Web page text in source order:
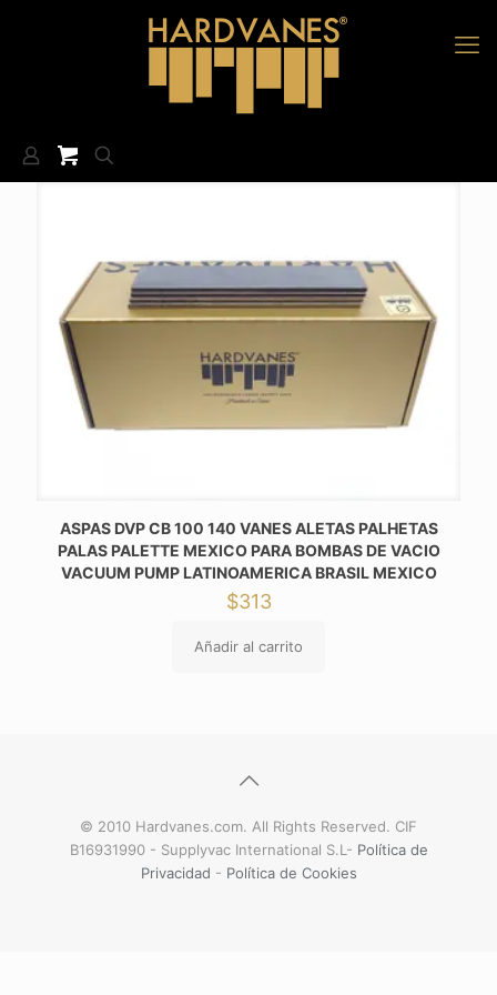
ASPAS DVP CB 100 140 VANES ALETAS PALHETAS
PALAS PALETTE MEXICO PARA BOMBAS DE VACIO
VACUUM PUMP LATINOAMERICA BRASIL MEXICO
$313
Añadir al carrito
© 2010 Hardvanes.com. All Rights Reserved. CIF
B16931990 - Supplyvac International S.L- Política de
Privacidad - Política de Cookies